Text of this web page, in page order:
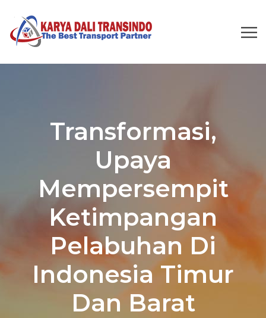
Transformasi,
Upaya
Mempersempit
Ketimpangan
Pelabuhan Di
Indonesia Timur
Dan Barat